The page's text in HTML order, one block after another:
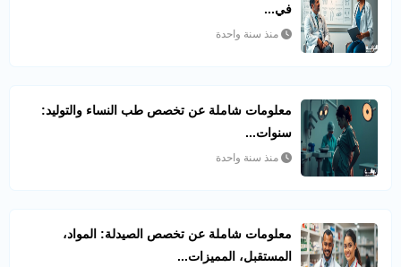
في...
منذ سنة واحدة
معلومات شاملة عن تخصص طب النساء والتوليد:
سنوات...
منذ سنة واحدة
معلومات شاملة عن تخصص الصيدلة: المواد،
المستقبل، المميزات...